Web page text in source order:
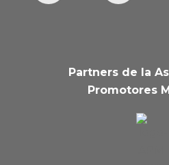
Partners de la
Promotores